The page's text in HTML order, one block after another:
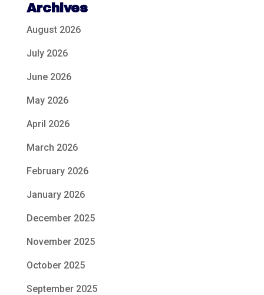
Archives
August 2026
July 2026
June 2026
May 2026
April 2026
March 2026
February 2026
January 2026
December 2025
November 2025
October 2025
September 2025